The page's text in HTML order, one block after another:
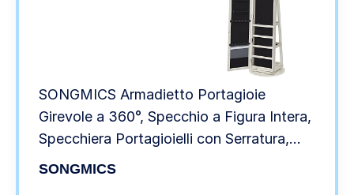
SONGMICS Armadietto Portagioie
Girevole a 360°, Specchio a Figura Intera,
Specchiera Portagioielli con Serratura,
Specchietto Interno, Ripiani sul Retro,
SONGMICS